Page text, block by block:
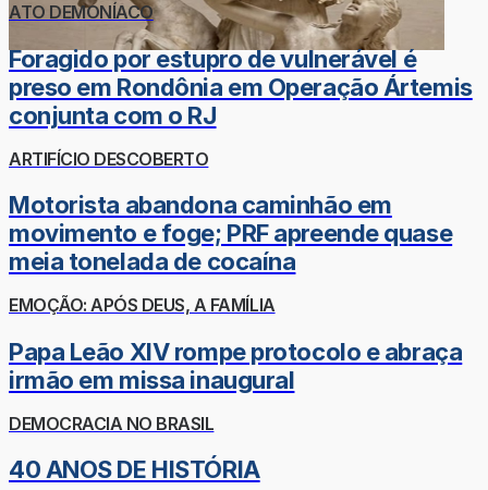
ATO DEMONÍACO
Foragido por estupro de vulnerável é
preso em Rondônia em Operação Ártemis
conjunta com o RJ
ARTIFÍCIO DESCOBERTO
Motorista abandona caminhão em
movimento e foge; PRF apreende quase
meia tonelada de cocaína
EMOÇÃO: APÓS DEUS, A FAMÍLIA
Papa Leão XIV rompe protocolo e abraça
irmão em missa inaugural
DEMOCRACIA NO BRASIL
40 ANOS DE HISTÓRIA